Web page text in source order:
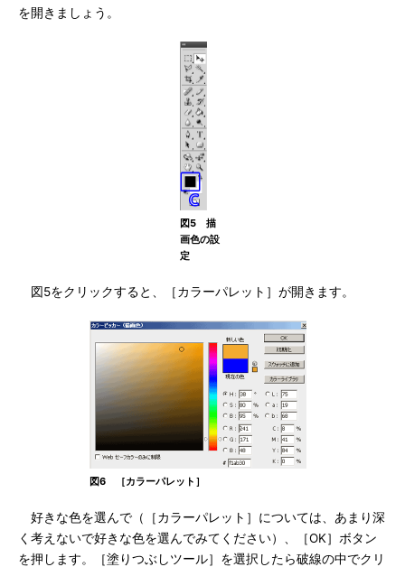
を開きましょう。
図5 描
画色の設
定
図5をクリックすると、［カラーパレット］が開きます。
図6 ［カラーパレット］
好きな色を選んで（［カラーパレット］については、あまり深
く考えないで好きな色を選んでみてください）、［OK］ボタン
を押します。［塗りつぶしツール］を選択したら破線の中でクリ